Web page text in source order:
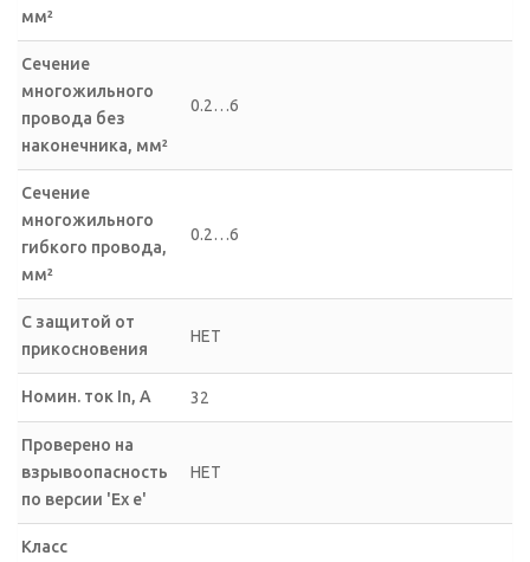
мм²
Сечение
многожильного
провода без
наконечника, мм²
0.2…6
Сечение
многожильного
гибкого провода,
мм²
0.2…6
С защитой от
прикосновения
НЕТ
Номин. ток In, А 32
Проверено на
взрывоопасность
по версии 'Ex e'
НЕТ
Класс